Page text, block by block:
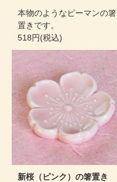
本物のようなピーマンの箸
置きです。
518円(税込)
新桜（ピンク）の箸置き